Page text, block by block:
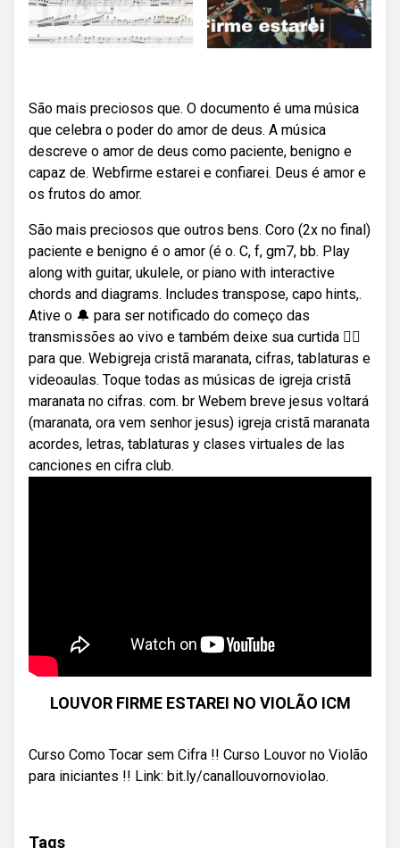
São mais preciosos que. O documento é uma música
que celebra o poder do amor de deus. A música
descreve o amor de deus como paciente, benigno e
capaz de. Webfirme estarei e confiarei. Deus é amor e
os frutos do amor.
São mais preciosos que outros bens. Coro (2x no final)
paciente e benigno é o amor (é o. C, f, gm7, bb. Play
along with guitar, ukulele, or piano with interactive
chords and diagrams. Includes transpose, capo hints,.
Ative o 🔔 para ser notificado do começo das
transmissões ao vivo e também deixe sua curtida 👍🏻
para que. Webigreja cristã maranata, cifras, tablaturas e
videoaulas. Toque todas as músicas de igreja cristã
maranata no cifras. com. br Webem breve jesus voltará
(maranata, ora vem senhor jesus) igreja cristã maranata
acordes, letras, tablaturas y clases virtuales de las
canciones en cifra club.
LOUVOR FIRME ESTAREI NO VIOLÃO ICM
Curso Como Tocar sem Cifra !! Curso Louvor no Violão
para iniciantes !! Link: bit.ly/canallouvornoviolao.
Tags